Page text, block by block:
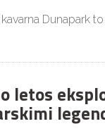
Dunapark
letos